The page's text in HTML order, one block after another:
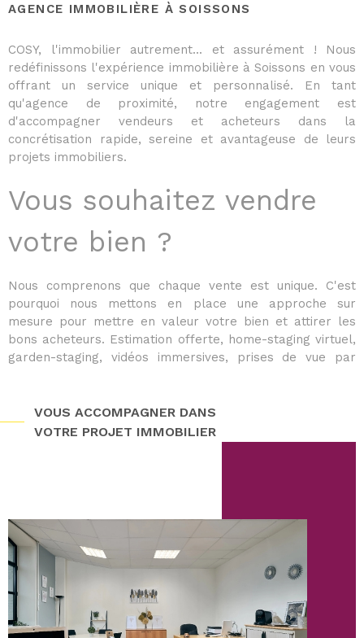
AGENCE IMMOBILIÈRE À SOISSONS
COSY, l'immobilier autrement... et assurément ! Nous
redéfinissons l'expérience immobilière à Soissons en vous
offrant un service unique et personnalisé. En tant
qu'agence de proximité, notre engagement est
d'accompagner vendeurs et acheteurs dans la
concrétisation rapide, sereine et avantageuse de leurs
projets immobiliers.
Vous souhaitez vendre
votre bien ?
Nous comprenons que chaque vente est unique. C'est
pourquoi nous mettons en place une approche sur
mesure pour mettre en valeur votre bien et attirer les
bons acheteurs. Estimation offerte, home-staging virtuel,
garden-staging, vidéos immersives, prises de vue par
Grâce à des visites virtuelles interactives et une
campagne de communication ciblée, nous vous aidons à
vendre dans les meilleures conditions et délais optimisés.
?
Trouver la maison ou l’appartement idéal demande du
temps et de la réactivité. En rejoignant notre programme
VIP acquéreur, vous accédez en avant-première aux
nouveaux biens disponibles, qu'il s'agisse d'unemaison à
VOUS ACCOMPAGNER DANS
VOTRE PROJET IMMOBILIER